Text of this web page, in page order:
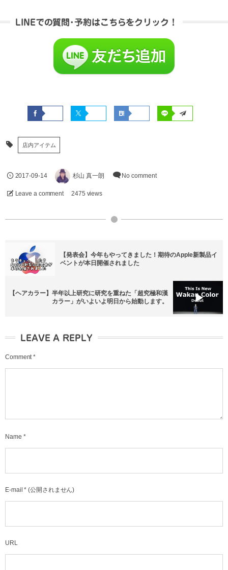
LINEでの質問･予約はこちらをクリック！
店内アイテム
2017-09-14 杉山 真一朗 No comment
Leave a comment 2475 views
【発表会】今年もやってきました！期待のApple新製品イ
ベントが本日開催されました
【ヘアカラー】半年以上研究に研究を重ねた「超究極和漢
カラー」がいよいよ明日から始動します。
LEAVE A REPLY
Comment *
Name *
E-mail * (公開されません)
URL